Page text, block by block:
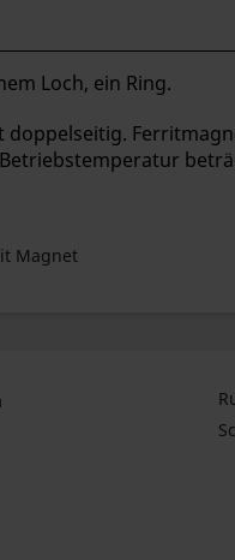
Loch, ein Ring.
doppelseitig.
Magnet